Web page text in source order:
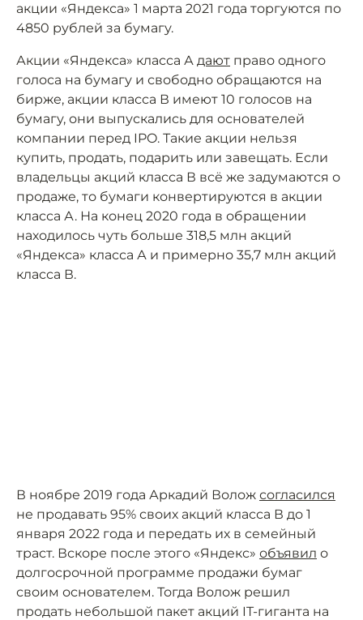
акции «Яндекса» 1 марта 2021 года торгуются по
4850 рублей за бумагу.
Акции «Яндекса» класса А дают право одного
голоса на бумагу и свободно обращаются на
бирже, акции класса В имеют 10 голосов на
бумагу, они выпускались для основателей
компании перед IPO. Такие акции нельзя
купить, продать, подарить или завещать. Если
владельцы акций класса В всё же задумаются о
продаже, то бумаги конвертируются в акции
класса А. На конец 2020 года в обращении
находилось чуть больше 318,5 млн акций
«Яндекса» класса А и примерно 35,7 млн акций
класса В.
В ноябре 2019 года Аркадий Волож согласился
не продавать 95% своих акций класса В до 1
января 2022 года и передать их в семейный
траст. Вскоре после этого «Яндекс» объявил о
долгосрочной программе продажи бумаг
своим основателем. Тогда Волож решил
продать небольшой пакет акций IT-гиганта на